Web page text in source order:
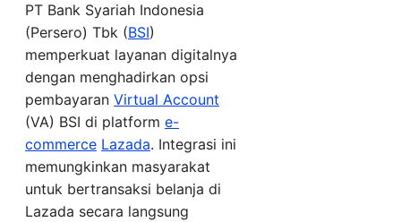
PT Bank Syariah Indonesia
(Persero) Tbk (BSI)
memperkuat layanan digitalnya
dengan menghadirkan opsi
pembayaran Virtual Account
(VA) BSI di platform e-
commerce Lazada. Integrasi ini
memungkinkan masyarakat
untuk bertransaksi belanja di
Lazada secara langsung